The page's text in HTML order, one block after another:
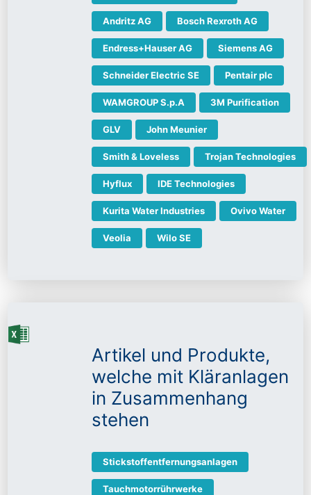
Andritz AG Bosch Rexroth AG
Endress+Hauser AG Siemens AG
Schneider Electric SE Pentair plc
WAMGROUP S.p.A 3M Purification
GLV John Meunier
Smith & Loveless Trojan Technologies
Hyflux IDE Technologies
Kurita Water Industries Ovivo Water
Veolia Wilo SE
Artikel und Produkte,
welche mit Kläranlagen
in Zusammenhang
stehen
Stickstoffentfernungsanlagen
Tauchmotorrührwerke